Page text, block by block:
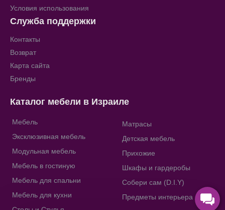
Условия использования
Служба поддержки
Контакты
Возврат
Карта сайта
Бренды
Каталог мебели в Израиле
Мебель
Эксклюзивная мебель
Модульная мебель
Мебель в гостиную
Мебель для спальни
Мебель для кухни
Матрасы
Детская мебель
Прихожие
Шкафы и гардеробы
Собери сам (D.I.Y)
Предметы интерьера